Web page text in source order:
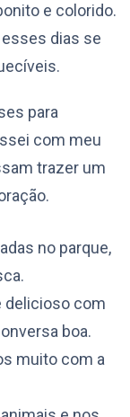
e colorido.
dias se
para
com meu
trazer um
no parque,
delicioso com
boa.
muito com a